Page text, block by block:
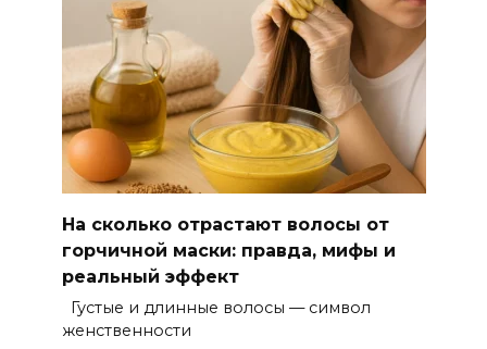
На сколько отрастают волосы от
горчичной маски: правда, мифы и
реальный эффект
Густые и длинные волосы — символ
женственности